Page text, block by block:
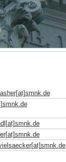
.de
.de
.de
.de
.de